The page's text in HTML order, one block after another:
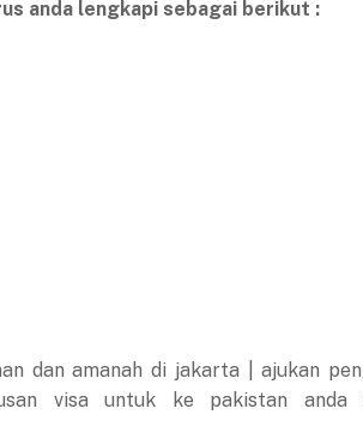
anda lengkapi sebagai berikut :
dan amanah di jakarta | ajukan
visa untuk ke pakistan